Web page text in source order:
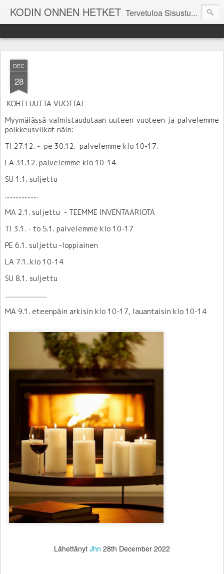
KODIN ONNEN HETKET Tervetuloa Sisustustalo Kodinonnen "kuulumisia Kodinonnesta" -sivuille. Näillä sivuilla kerromme ajankohtaisia asioita myymälämme tapahtumista. Toivottavasti viihdyt seurassamme!
DEC
28
KOHTI UUTTA VUOTTA!
Myymälässä valmistaudutaan uuteen vuoteen ja palvelemme
poikkeusviikot näin:
TI 27.12. - pe 30.12. palvelemme klo 10-17.
LA 31.12. palvelemme klo 10-14
SU 1.1. suljettu
......................
MA 2.1. suljettu - TEEMME INVENTAARIOTA
TI 3.1. - to 5.1. palvelemme klo 10-17
PE 6.1. suljettu -loppiainen
LA 7.1. klo 10-14
SU 8.1. suljettu
.....................
MA 9.1. eteenpäin arkisin klo 10-17, lauantaisin klo 10-14
Lähettänyt Jhn 28th December 2022